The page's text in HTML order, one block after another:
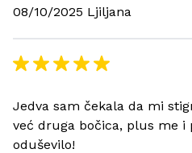
08/10/2025 Ljiljana
Jedva sam čekala da mi
već druga bočica, plus me i
oduševilo!